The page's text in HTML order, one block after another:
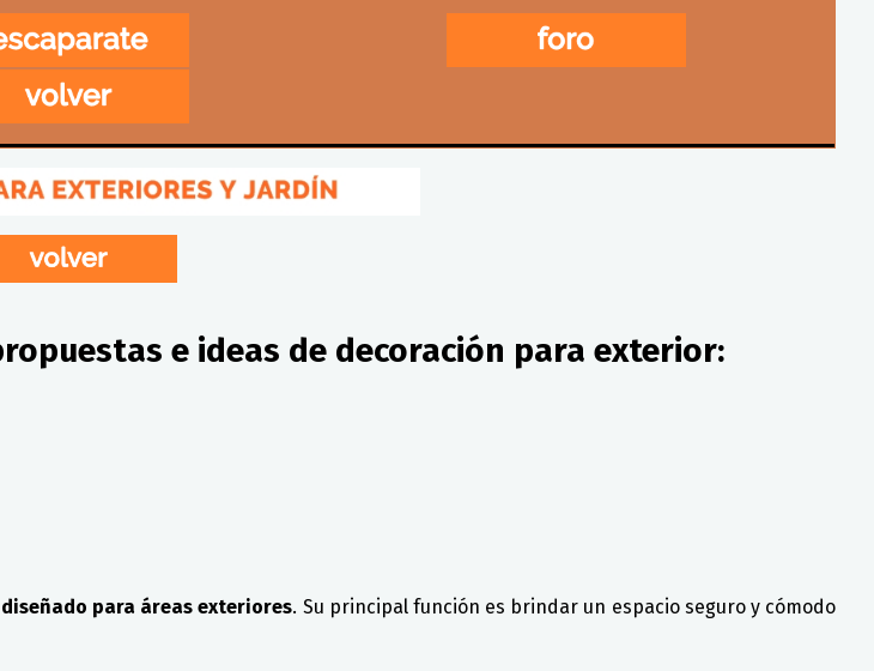
e ideas de decoración para exterior:
para áreas exteriores. Su principal función es brindar un espacio seguro y cómodo